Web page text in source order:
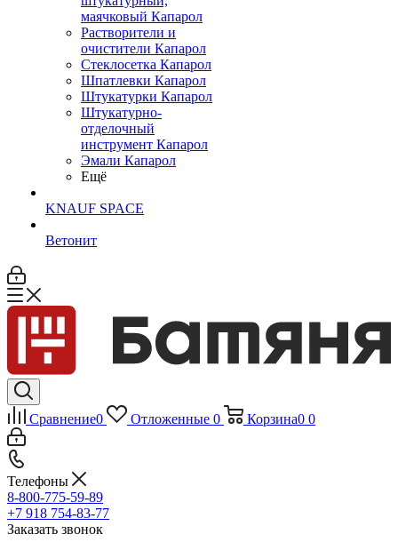
маячковый Капарол
Растворители и
очистители Капарол
Cтеклосетка Капарол
Шпатлевки Капарол
Штукатурки Капарол
Штукатурно-
отделочный
инструмент Капарол
Эмали Капарол
Ещё
KNAUF SPACE
Ветонит
Сравнение0 Отложенные 0 Корзина0 0
Телефоны
8-800-775-59-89
+7 918 754-83-77
Заказать звонок